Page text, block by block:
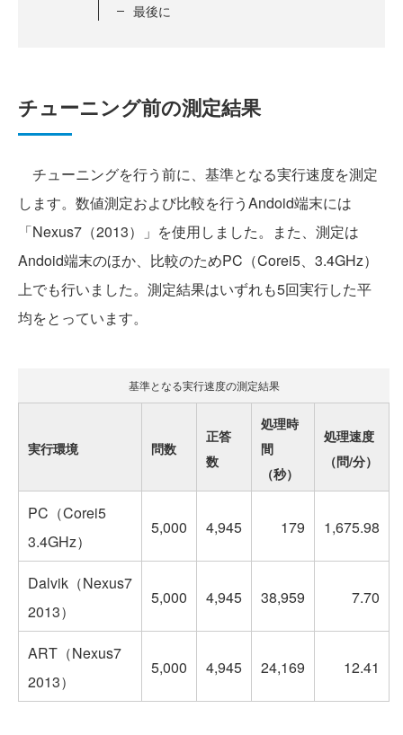
最後に
チューニング前の測定結果
チューニングを行う前に、基準となる実行速度を測定
します。数値測定および比較を行うAndoid端末には
「Nexus7（2013）」を使用しました。また、測定は
Andoid端末のほか、比較のためPC（Corei5、3.4GHz）
上でも行いました。測定結果はいずれも5回実行した平
均をとっています。
基準となる実行速度の測定結果
実行環境 問数
正答
数
処理時
間
（秒）
処理速度
（問/分）
PC（Corei5
3.4GHz）
5,000 4,945 179 1,675.98
Dalvik（Nexus7
2013）
5,000 4,945 38,959 7.70
ART（Nexus7
2013）
5,000 4,945 24,169 12.41